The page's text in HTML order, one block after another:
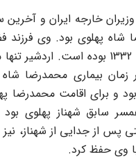
خارجه ایران و آخرین
پهلوی بود. وی فرزند
کودتای 28 مرداد 1332 بوده است.
بیماری محمدرضا شاه
و برای اقامت محمدرضا
سابق شهناز پهلوی بود
از جدایی از شهناز، نیز
وی حفظ کرد.